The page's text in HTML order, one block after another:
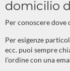
domicilio
Per conoscere dove
Per esigenze
ecc. puoi sempre
l’ordine con una